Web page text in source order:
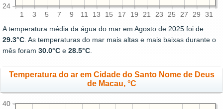
1 3 5 7 9 11 13 15 17 19 21 23 25 27 29 31
24
A temperatura média da água do mar em Agosto de 2025 foi de
29.3°C. As temperaturas do mar mais altas e mais baixas durante o
mês foram 30.0°C e 28.5°C.
Temperatura do ar em Cidade do Santo Nome de Deus
de Macau, °C
40